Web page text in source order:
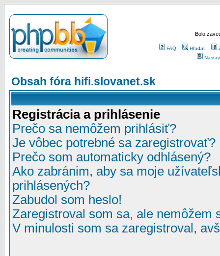
Bolo
FAQ Hľadať
Obsah fóra hifi.slovanet.sk
Registrácia a prihlásenie
Prečo sa nemôžem prihlásiť?
Je vôbec potrebné sa zaregistrovať?
Prečo som automaticky odhlásený?
Ako zabránim, aby sa moje
prihlásených?
Zabudol som heslo!
Zaregistroval som sa, ale nemôžem
V minulosti som sa zaregistroval,